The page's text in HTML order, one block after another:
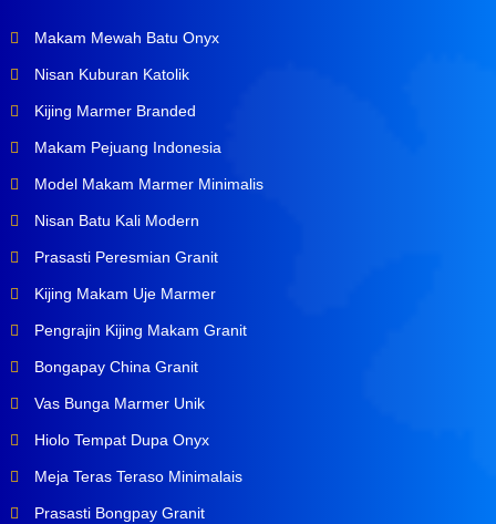
Makam Mewah Batu Onyx
Nisan Kuburan Katolik
Kijing Marmer Branded
Makam Pejuang Indonesia
Model Makam Marmer Minimalis
Nisan Batu Kali Modern
Prasasti Peresmian Granit
Kijing Makam Uje Marmer
Pengrajin Kijing Makam Granit
Bongapay China Granit
Vas Bunga Marmer Unik
Hiolo Tempat Dupa Onyx
Meja Teras Teraso Minimalais
Prasasti Bongpay Granit